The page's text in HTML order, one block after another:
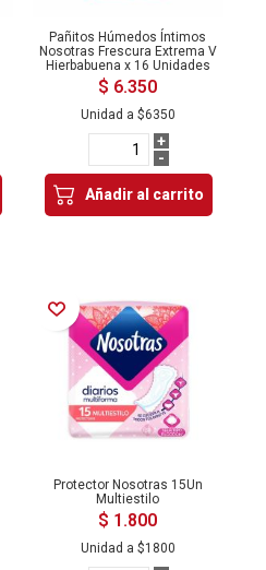
Pañitos Húmedos Íntimos
Nosotras Frescura Extrema V
Hierbabuena x 16 Unidades
$ 6.350
Unidad a $6350
+
-
Añadir al carrito
Añadir a la Lista de Deseos
Protector Nosotras 15Un
Multiestilo
$ 1.800
Unidad a $1800